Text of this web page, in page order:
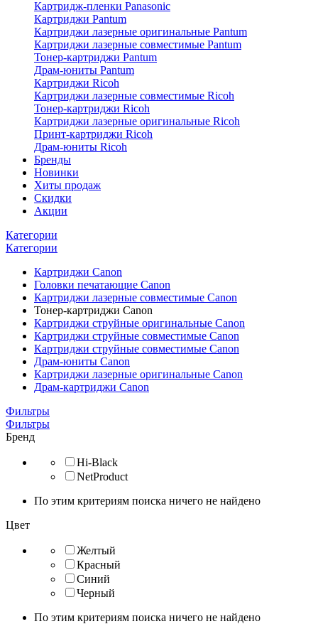
Картридж-пленки Panasonic
Картриджи Pantum
Картриджи лазерные оригинальные Pantum
Картриджи лазерные совместимые Pantum
Тонер-картриджи Pantum
Драм-юниты Pantum
Картриджи Ricoh
Картриджи лазерные совместимые Ricoh
Тонер-картриджи Ricoh
Картриджи лазерные оригинальные Ricoh
Принт-картриджи Ricoh
Драм-юниты Ricoh
Бренды
Новинки
Хиты продаж
Скидки
Акции
Категории
Категории
Картриджи Canon
Головки печатающие Canon
Картриджи лазерные совместимые Canon
Тонер-картриджи Canon
Картриджи струйные оригинальные Canon
Картриджи струйные совместимые Canon
Картриджи струйные совместимые Canon
Драм-юниты Canon
Картриджи лазерные оригинальные Canon
Драм-картриджи Canon
Фильтры
Фильтры
Бренд
Hi-Black
NetProduct
По этим критериям поиска ничего не найдено
Цвет
Желтый
Красный
Синий
Черный
По этим критериям поиска ничего не найдено